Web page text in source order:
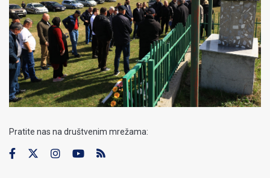
Pratite nas na društvenim mrežama: